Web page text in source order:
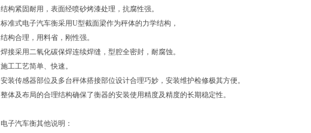
结构紧固耐用，表面经喷砂烤漆处理，抗腐性强。
标准式电子汽车衡采用U型截面梁作为秤体的力学结构，
结构合理，用料省，刚性强。
焊接采用二氧化碳保焊连续焊缝，型腔全密封，耐腐蚀。
施工工艺简单、快速。
安装传感器部位及多台秤体搭接部位设计合理巧妙，安装维护检修极其方便。
整体及布局的合理结构确保了衡器的安装使用精度及精度的长期稳定性。
电子汽车衡其他说明：